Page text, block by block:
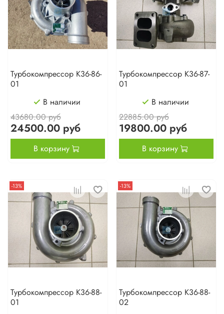
Турбокомпрессор К36-86-
01
В наличии
43680.00 руб
24500.00 руб
В корзину
Турбокомпрессор К36-87-
01
В наличии
22885.00 руб
19800.00 руб
В корзину
-13%
Турбокомпрессор К36-88-
01
-13%
Турбокомпрессор К36-88-
02